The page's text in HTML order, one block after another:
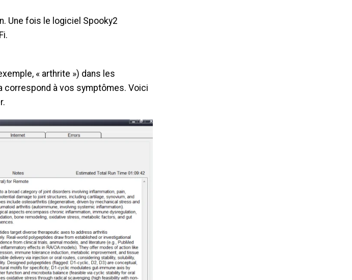
Une fois le logiciel Spooky2
« arthrite ») dans les
correspond à vos symptômes. Voici